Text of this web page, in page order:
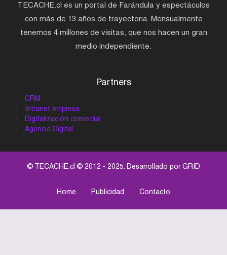
TECACHE.cl es un portal de Farándula y espectáculos
con más de 13 años de trayectoria. Mensualmente
tenemos 4 millones de visitas, que nos hacen un gran
medio independiente.
Partners
CRM
Intranet empresa
Digitalización comercial
Agencia Digital
© TECACHE.cl © 2012 - 2025. Desarrollado porGRID
Home Publicidad Contacto